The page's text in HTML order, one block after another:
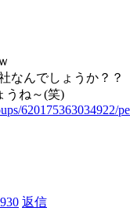
なんでしょうか？？
うね～(笑)
620175363034922/
返信